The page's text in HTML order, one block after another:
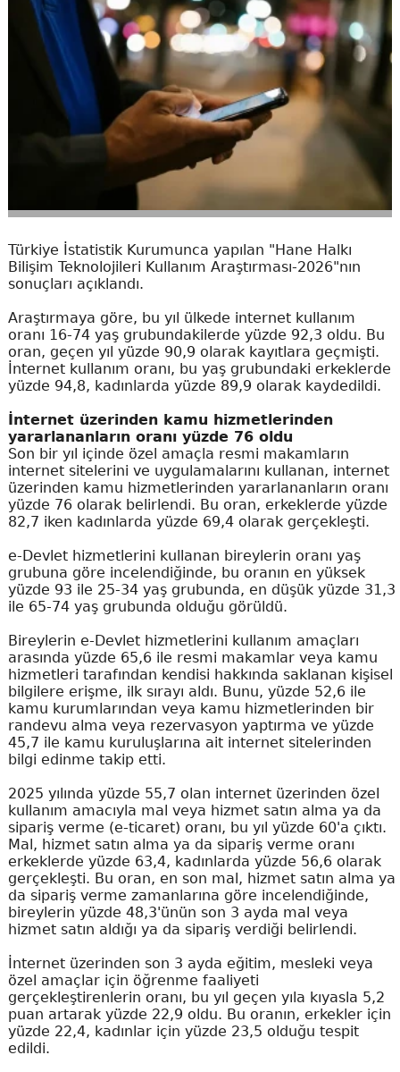
Türkiye İstatistik Kurumunca yapılan "Hane Halkı
Bilişim Teknolojileri Kullanım Araştırması-2026"nın
sonuçları açıklandı.
Araştırmaya göre, bu yıl ülkede internet kullanım
oranı 16-74 yaş grubundakilerde yüzde 92,3 oldu. Bu
oran, geçen yıl yüzde 90,9 olarak kayıtlara geçmişti.
İnternet kullanım oranı, bu yaş grubundaki erkeklerde
yüzde 94,8, kadınlarda yüzde 89,9 olarak kaydedildi.
İnternet üzerinden kamu hizmetlerinden
yararlananların oranı yüzde 76 oldu
Son bir yıl içinde özel amaçla resmi makamların
internet sitelerini ve uygulamalarını kullanan, internet
üzerinden kamu hizmetlerinden yararlananların oranı
yüzde 76 olarak belirlendi. Bu oran, erkeklerde yüzde
82,7 iken kadınlarda yüzde 69,4 olarak gerçekleşti.
e-Devlet hizmetlerini kullanan bireylerin oranı yaş
grubuna göre incelendiğinde, bu oranın en yüksek
yüzde 93 ile 25-34 yaş grubunda, en düşük yüzde 31,3
ile 65-74 yaş grubunda olduğu görüldü.
Bireylerin e-Devlet hizmetlerini kullanım amaçları
arasında yüzde 65,6 ile resmi makamlar veya kamu
hizmetleri tarafından kendisi hakkında saklanan kişisel
bilgilere erişme, ilk sırayı aldı. Bunu, yüzde 52,6 ile
kamu kurumlarından veya kamu hizmetlerinden bir
randevu alma veya rezervasyon yaptırma ve yüzde
45,7 ile kamu kuruluşlarına ait internet sitelerinden
bilgi edinme takip etti.
2025 yılında yüzde 55,7 olan internet üzerinden özel
kullanım amacıyla mal veya hizmet satın alma ya da
sipariş verme (e-ticaret) oranı, bu yıl yüzde 60'a çıktı.
Mal, hizmet satın alma ya da sipariş verme oranı
erkeklerde yüzde 63,4, kadınlarda yüzde 56,6 olarak
gerçekleşti. Bu oran, en son mal, hizmet satın alma ya
da sipariş verme zamanlarına göre incelendiğinde,
bireylerin yüzde 48,3'ünün son 3 ayda mal veya
hizmet satın aldığı ya da sipariş verdiği belirlendi.
İnternet üzerinden son 3 ayda eğitim, mesleki veya
özel amaçlar için öğrenme faaliyeti
gerçekleştirenlerin oranı, bu yıl geçen yıla kıyasla 5,2
puan artarak yüzde 22,9 oldu. Bu oranın, erkekler için
yüzde 22,4, kadınlar için yüzde 23,5 olduğu tespit
edildi.